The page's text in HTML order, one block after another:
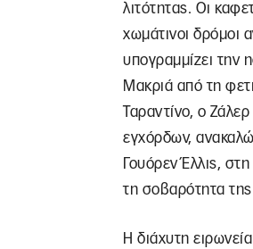
λιτότητας. Οι
χωμάτινοι δρόμοι
υπογραμμίζει την
Μακριά από τη
Ταραντίνο, ο Ζάλερ
εγχόρδων,
Γουόρεν Έλλις, στη
τη σοβαρότητα
Η διάχυτη